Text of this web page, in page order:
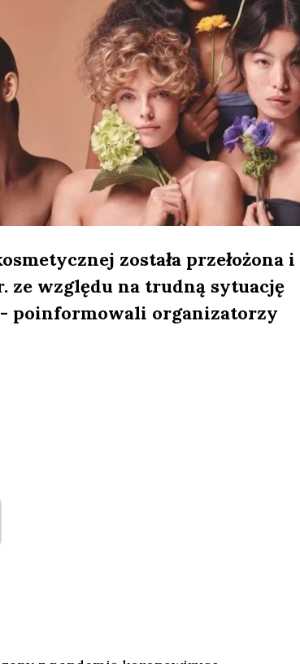
została przełożona i
ze względu na trudną sytuację
- poinformowali organizatorzy